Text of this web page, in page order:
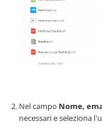
Nel campo Nome,
necessari e seleziona